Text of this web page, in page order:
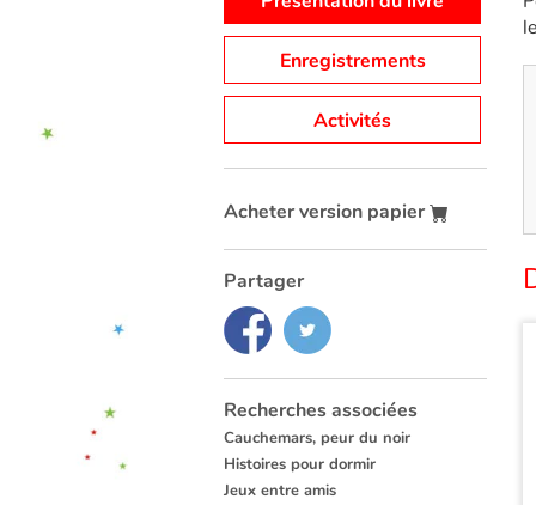
Enregistrements
Activités
Acheter version papier
Partager
Recherches associées
Cauchemars, peur du noir
Histoires pour dormir
Jeux entre amis